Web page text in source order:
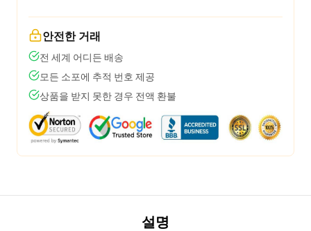
안전한 거래
전 세계 어디든 배송
모든 소포에 추적 번호 제공
상품을 받지 못한 경우 전액 환불
설명